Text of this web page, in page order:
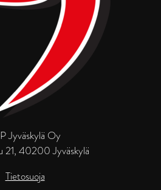
Jyväskylä Oy
21, 40200 Jyväskylä
Tietosuoja